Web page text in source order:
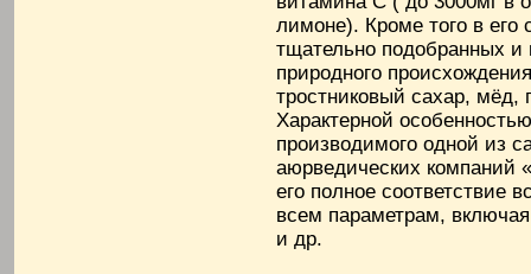
лимоне). Кроме того в его
тщательно подобранных
природного
тростниковый сахар, мёд,
Характерной
производимого одной из
аюрведических компаний
его полное соответствие
всем параметрам,
и др.